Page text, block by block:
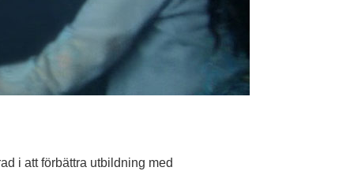
i att förbättra utbildning med